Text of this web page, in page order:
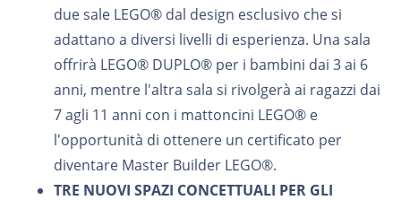
due sale LEGO® dal design esclusivo che si
adattano a diversi livelli di esperienza. Una sala
offrirà LEGO® DUPLO® per i bambini dai 3 ai 6
anni, mentre l'altra sala si rivolgerà ai ragazzi dai
7 agli 11 anni con i mattoncini LEGO® e
l'opportunità di ottenere un certificato per
diventare Master Builder LEGO®.
TRE NUOVI SPAZI CONCETTUALI PER GLI